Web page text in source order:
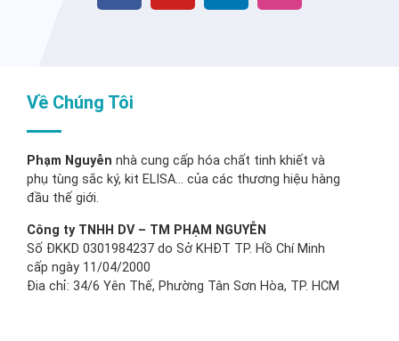
Về Chúng Tôi
Phạm Nguyễn nhà cung cấp hóa chất tinh khiết và
phụ tùng sắc ký, kit ELISA… của các thương hiệu hàng
đầu thế giới.
Công ty TNHH DV – TM PHẠM NGUYỄN
Số ĐKKD 0301984237 do Sở KHĐT TP. Hồ Chí Minh
cấp ngày 11/04/2000
Đia chỉ: 34/6 Yên Thế, Phường Tân Sơn Hòa, TP. HCM